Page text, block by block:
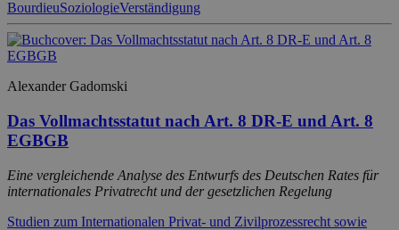
BourdieuSoziologieVerständigung
Alexander Gadomski
Das Vollmachtsstatut nach Art. 8 DR-E und Art. 8
EGBGB
Eine vergleichende Analyse des Entwurfs des Deutschen Rates für
internationales Privatrecht und der gesetzlichen Regelung
Studien zum Internationalen Privat- und Zivilprozessrecht sowie